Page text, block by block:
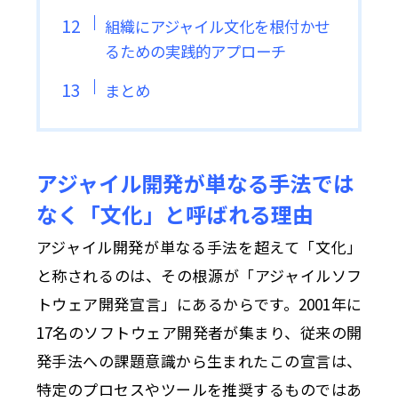
組織にアジャイル文化を根付かせ
るための実践的アプローチ
まとめ
アジャイル開発が単なる手法では
なく「文化」と呼ばれる理由
アジャイル開発が単なる手法を超えて「文化」
と称されるのは、その根源が「アジャイルソフ
トウェア開発宣言」にあるからです。2001年に
17名のソフトウェア開発者が集まり、従来の開
発手法への課題意識から生まれたこの宣言は、
特定のプロセスやツールを推奨するものではあ